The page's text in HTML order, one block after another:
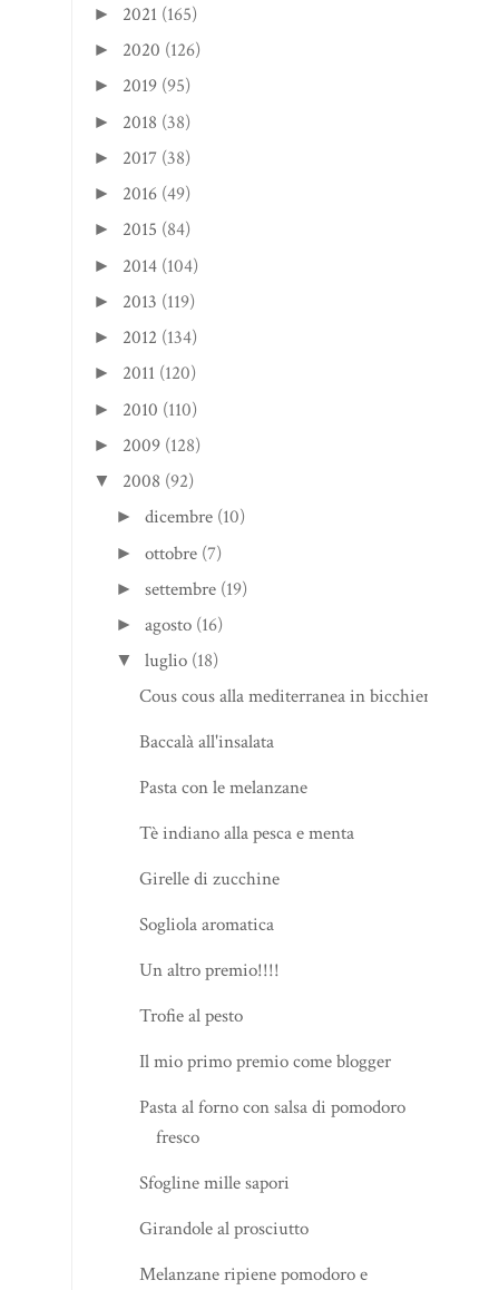
► 2021 (165)
► 2020 (126)
► 2019 (95)
► 2018 (38)
► 2017 (38)
► 2016 (49)
► 2015 (84)
► 2014 (104)
► 2013 (119)
► 2012 (134)
► 2011 (120)
► 2010 (110)
► 2009 (128)
▼ 2008 (92)
►dicembre (10)
►ottobre (7)
►settembre (19)
►agosto (16)
▼ luglio (18)
Cous cous alla mediterranea in bicchiere
Baccalà all'insalata
Pasta con le melanzane
Tè indiano alla pesca e menta
Girelle di zucchine
Sogliola aromatica
Un altro premio!!!!
Trofie al pesto
Il mio primo premio come blogger
Pasta al forno con salsa di pomodoro
fresco
Sfogline mille sapori
Girandole al prosciutto
Melanzane ripiene pomodoro e